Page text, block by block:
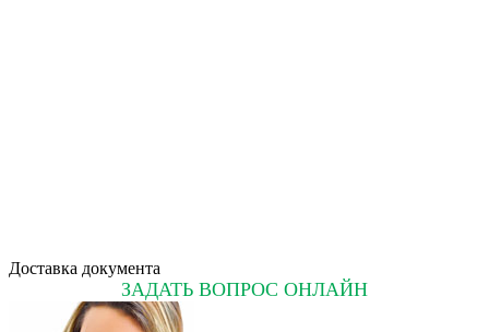
Доставка документа
ЗАДАТЬ ВОПРОС ОНЛАЙН